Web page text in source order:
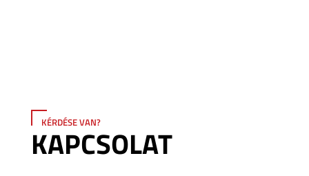
KÉRDÉSE VAN?
KAPCSOLAT